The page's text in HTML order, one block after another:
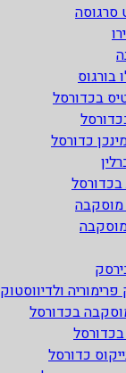
בורגוס
בכדורסל
כדורסל
בכדורסל
ולדיווסטוק
בכדורסל
בכדורסל
כדורסל